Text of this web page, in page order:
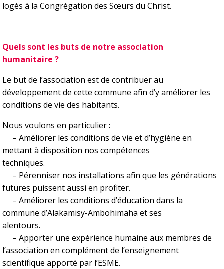
logés à la Congrégation des Sœurs du Christ.
Quels sont les buts de notre association
humanitaire ?
Le but de l’association est de contribuer au
développement de cette commune afin d’y améliorer les
conditions de vie des habitants.
Nous voulons en particulier :
– Améliorer les conditions de vie et d’hygiène en
mettant à disposition nos compétences
techniques.
– Pérenniser nos installations afin que les générations
futures puissent aussi en profiter.
– Améliorer les conditions d’éducation dans la
commune d’Alakamisy-Ambohimaha et ses
alentours.
– Apporter une expérience humaine aux membres de
l’association en complément de l’enseignement
scientifique apporté par l’ESME.